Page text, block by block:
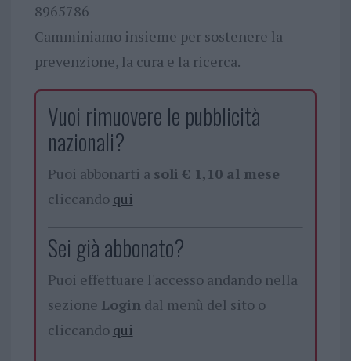
8965786
Camminiamo insieme per sostenere la
prevenzione, la cura e la ricerca.
Vuoi rimuovere le pubblicità
nazionali?
Puoi abbonarti a soli € 1,10 al mese
cliccando qui
Sei già abbonato?
Puoi effettuare l'accesso andando nella
sezione Logindal menù del sito o
cliccando qui